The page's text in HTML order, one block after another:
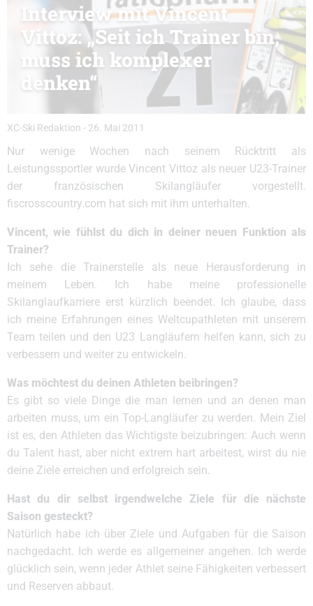
Interview mit Vincent
Vittoz: „Seit ich Trainer bin,
muss ich komplexer
denken“
XC-Ski Redaktion - 26. Mai 2011
Nur wenige Wochen nach seinem Rücktritt als
Leistungssportler wurde Vincent Vittoz als neuer U23-Trainer
der französischen Skilangläufer vorgestellt.
fiscrosscountry.com hat sich mit ihm unterhalten.
Vincent, wie fühlst du dich in deiner neuen Funktion als
Trainer?
Ich sehe die Trainerstelle als neue Herausforderung in
meinem Leben. Ich habe meine professionelle
Skilanglaufkarriere erst kürzlich beendet. Ich glaube, dass
ich meine Erfahrungen eines Weltcupathleten mit unserem
Team teilen und den U23 Langläufern helfen kann, sich zu
verbessern und weiter zu entwickeln.
Was möchtest du deinen Athleten beibringen?
Es gibt so viele Dinge die man lernen und an denen man
arbeiten muss, um ein Top-Langläufer zu werden. Mein Ziel
ist es, den Athleten das Wichtigste beizubringen: Auch wenn
du Talent hast, aber nicht extrem hart arbeitest, wirst du nie
deine Ziele erreichen und erfolgreich sein.
Hast du dir selbst irgendwelche Ziele für die nächste
Saison gesteckt?
Natürlich habe ich über Ziele und Aufgaben für die Saison
nachgedacht. Ich werde es allgemeiner angehen. Ich werde
glücklich sein, wenn jeder Athlet seine Fähigkeiten verbessert
und Reserven abbaut.